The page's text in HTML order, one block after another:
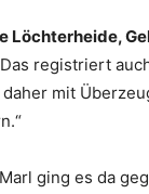
Löchterheide,
registriert
mit
ging es da